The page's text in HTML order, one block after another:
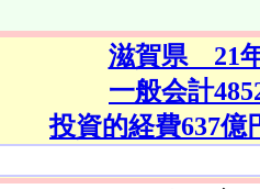
滋賀県 21
一般会計
投資的経費637億